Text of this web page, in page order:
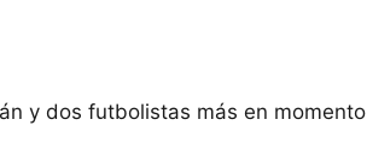
y dos futbolistas más en momento